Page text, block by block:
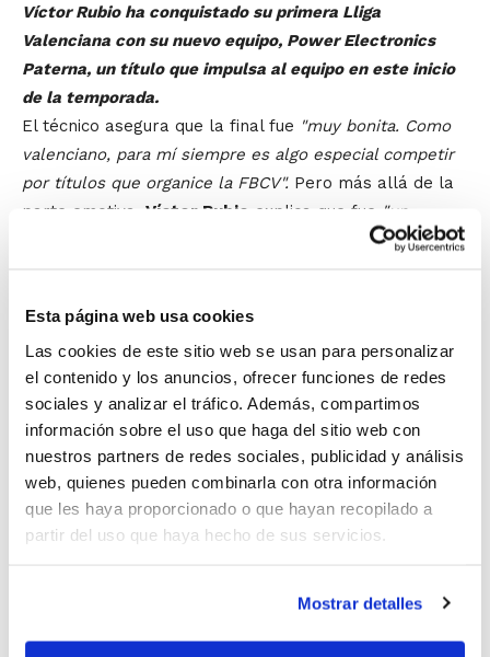
Esta página web usa cookies
Las cookies de este sitio web se usan para personalizar
el contenido y los anuncios, ofrecer funciones de redes
sociales y analizar el tráfico. Además, compartimos
información sobre el uso que haga del sitio web con
nuestros partners de redes sociales, publicidad y análisis
web, quienes pueden combinarla con otra información
que les haya proporcionado o que hayan recopilado a
partir del uso que haya hecho de sus servicios.
Mostrar detalles
Víctor Rubio ha conquistado su primera Lliga
Valenciana con su nuevo equipo, Power Electronics
Paterna, un título que impulsa al equipo en este inicio
de la temporada.
El técnico asegura que la final fue "muy bonita. Como
valenciano, para mí siempre es algo especial competir
por títulos que organice la FBCV". Pero más allá de la
parte emotiva, Víctor Rubio explica que fue "un
complicado de inicio. Calpe es un equipo de 1ª
complicar el partido. Pero también entendíamos que el
encuentro se tenía que jugar a 40 minutos y que a la
larga nuestra rotación y nuestra exigencia física
acabaría dando resultados, y así ha sido"
El entrenador afirma sentirse"muy contento. Nou
Bàsquet Paterna es un Club relativamente nuevo, no
había ganado este trofeo como equipo de Liga EBA, yo
con lo cual me hace especial ilusión haberlo